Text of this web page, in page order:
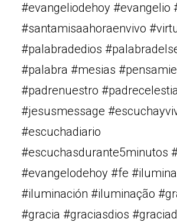
#evangeliodehoy #evangelio
#santamisaahoraenvivo
#palabradedios
#palabra #mesias
#padrenuestro
#jesusmessage
#escuchadiario
#escuchasdurante5minutos
#evangelodehoy #fe
#iluminación #iluminação
#gracia #graciasdios